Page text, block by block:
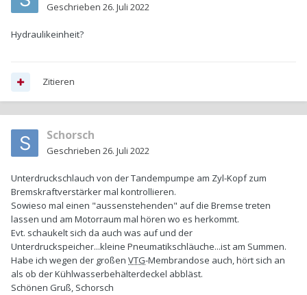
Geschrieben 26. Juli 2022
Hydraulikeinheit?
Zitieren
Schorsch
Geschrieben 26. Juli 2022
Unterdruckschlauch von der Tandempumpe am Zyl-Kopf zum
Bremskraftverstärker mal kontrollieren.
Sowieso mal einen "aussenstehenden" auf die Bremse treten
lassen und am Motorraum mal hören wo es herkommt.
Evt. schaukelt sich da auch was auf und der
Unterdruckspeicher...kleine Pneumatikschläuche...ist am Summen.
Habe ich wegen der großen VTG-Membrandose auch, hört sich an
als ob der Kühlwasserbehälterdeckel abbläst.
Schönen Gruß, Schorsch